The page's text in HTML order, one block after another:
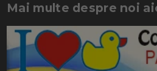
Mai multe despre noi